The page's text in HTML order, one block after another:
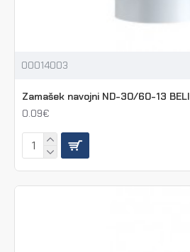
00014003
Zamašek navojni ND-30/60-13 BELI
0.09€